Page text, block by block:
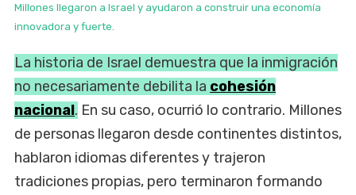
Millones llegaron a Israel y ayudaron a construir una economía
innovadora y fuerte.
La historia de Israel demuestra que la inmigración
no necesariamente debilita la cohesión
nacional. En su caso, ocurrió lo contrario. Millones
de personas llegaron desde continentes distintos,
hablaron idiomas diferentes y trajeron
tradiciones propias, pero terminaron formando